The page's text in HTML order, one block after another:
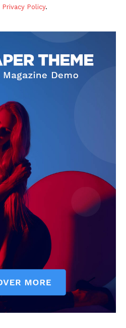
Privacy Policy.